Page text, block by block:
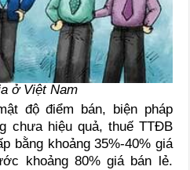
ở Việt Nam
độ điểm bán, biện pháp
chưa hiệu quả, thuế TTĐB
bằng khoảng 35%-40% giá
khoảng 80% giá bán lẻ.